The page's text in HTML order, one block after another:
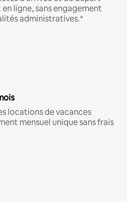
ligne, sans engagement
administratives.*
locations de vacances
mensuel unique sans frais